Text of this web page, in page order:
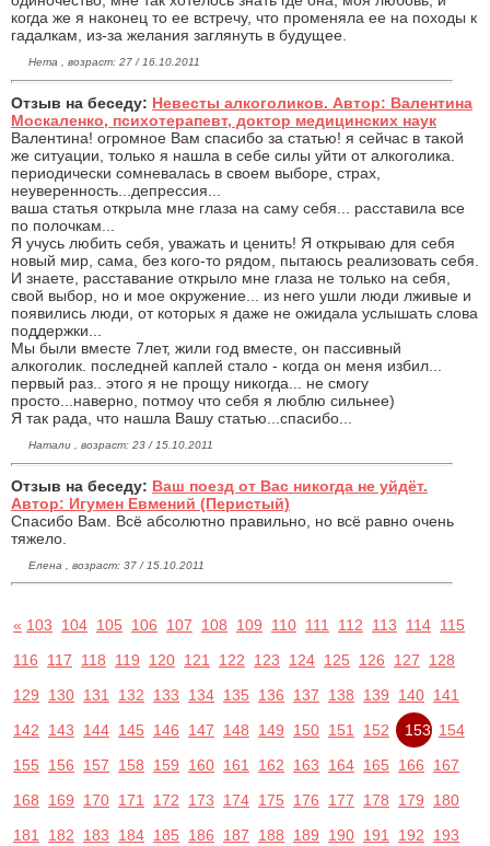
когда же я наконец то ее встречу, что променяла ее на походы к
гадалкам, из-за желания заглянуть в будущее.
Нета , возраст: 27 / 16.10.2011
Отзыв на беседу: Невесты алкоголиков. Автор: Валентина
Москаленко, психотерапевт, доктор медицинских наук
Валентина! огромное Вам спасибо за статью! я сейчас в такой
же ситуации, только я нашла в себе силы уйти от алкоголика.
периодически сомневалась в своем выборе, страх,
неуверенность...депрессия...
ваша статья открыла мне глаза на саму себя... расставила все
по полочкам...
Я учусь любить себя, уважать и ценить! Я открываю для себя
новый мир, сама, без кого-то рядом, пытаюсь реализовать себя.
И знаете, расставание открыло мне глаза не только на себя,
свой выбор, но и мое окружение... из него ушли люди лживые и
появились люди, от которых я даже не ожидала услышать слова
поддержки...
Мы были вместе 7лет, жили год вместе, он пассивный
алкоголик. последней каплей стало - когда он меня избил...
первый раз.. этого я не прощу никогда... не смогу
просто...наверно, потмоу что себя я люблю сильнее)
Я так рада, что нашла Вашу статью...спасибо...
Натали , возраст: 23 / 15.10.2011
Отзыв на беседу: Ваш поезд от Вас никогда не уйдёт.
Автор: Игумен Евмений (Перистый)
Спасибо Вам. Всё абсолютно правильно, но всё равно очень
тяжело.
Елена , возраст: 37 / 15.10.2011
« 103 104 105 106 107 108 109 110 111 112 113 114 115
116
117 118 119 120 121 122 123 124 125 126 127
128
129
130 131 132 133 134 135 136 137 138 139 140 141
142
143 144 145 146 147 148 149 150 151 152 153 154
155
156 157 158 159 160 161 162 163 164 165 166
167
168
169 170 171 172 173 174 175 176 177 178 179
180
181
182 183 184 185 186 187 188 189 190 191 192
193